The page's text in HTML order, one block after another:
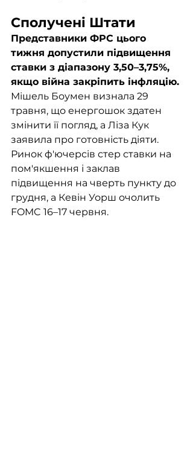
Сполучені Штати
Представники ФРС цього
тижня допустили підвищення
ставки з діапазону 3,50–3,75%,
якщо війна закріпить інфляцію.
Мішель Боумен визнала 29
травня, що енергошок здатен
змінити її погляд, а Ліза Кук
заявила про готовність діяти.
Ринок ф'ючерсів стер ставки на
пом'якшення і заклав
підвищення на чверть пункту до
грудня, а Кевін Уорш очолить
FOMC 16–17 червня.